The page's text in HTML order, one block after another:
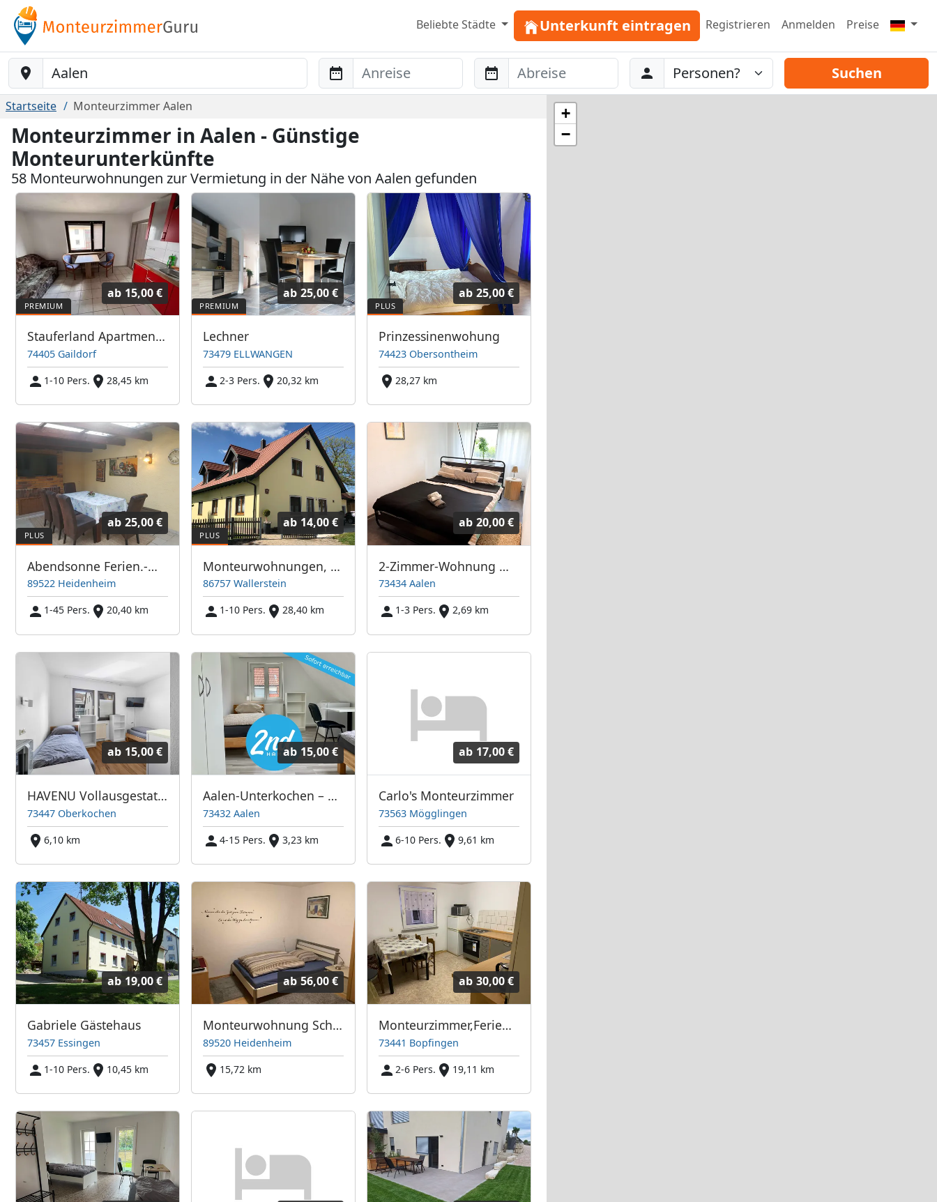
Beliebte Städte Unterkunft eintragen Registrieren Anmelden Preise
Baustelle-Location Anreise Abreise Abreise
Personen Suchen
Startseite Monteurzimmer Aalen
Monteurzimmer in Aalen - Günstige
Monteurunterkünfte
58 Monteurwohnungen zur Vermietung in der Nähe von Aalen gefunden
ab 15,00 €
Stauferland Apartments Gaildorf
74405 Gaildorf
1-10 Pers.
28,45 km
ab 25,00 €
Lechner
73479 ELLWANGEN
2-3 Pers.
20,32 km
ab 25,00 €
Prinzessinenwohung
74423 Obersontheim
28,27 km
ab 25,00 €
Abendsonne Ferien.-Monteurswohnungen
89522 Heidenheim
1-45 Pers.
20,40 km
ab 14,00 €
Monteurwohnungen, Apartments & Zimmervermietung
86757 Wallerstein
1-10 Pers.
28,40 km
ab 20,00 €
2-Zimmer-Wohnung mit Balkon – ideal für Monteure & Pendler
73434 Aalen
1-3 Pers.
2,69 km
ab 15,00 €
HAVENU Vollausgestattete Monteurzimmer mit eigenem Badezimmer!
73447 Oberkochen
6,10 km
ab 15,00 €
Aalen-Unterkochen – EZ/DZ für 32 Personen (4 Wohnungen), Parkpl., WLAN, TV
73432 Aalen
4-15 Pers.
3,23 km
ab 17,00 €
Carlo's Monteurzimmer
73563 Mögglingen
6-10 Pers.
9,61 km
ab 19,00 €
Gabriele Gästehaus
73457 Essingen
1-10 Pers.
10,45 km
ab 56,00 €
Monteurwohnung Schnaitheim
89520 Heidenheim
15,72 km
ab 30,00 €
Monteurzimmer,Ferienwohnung,Apartment
73441 Bopfingen
2-6 Pers.
19,11 km
+
−